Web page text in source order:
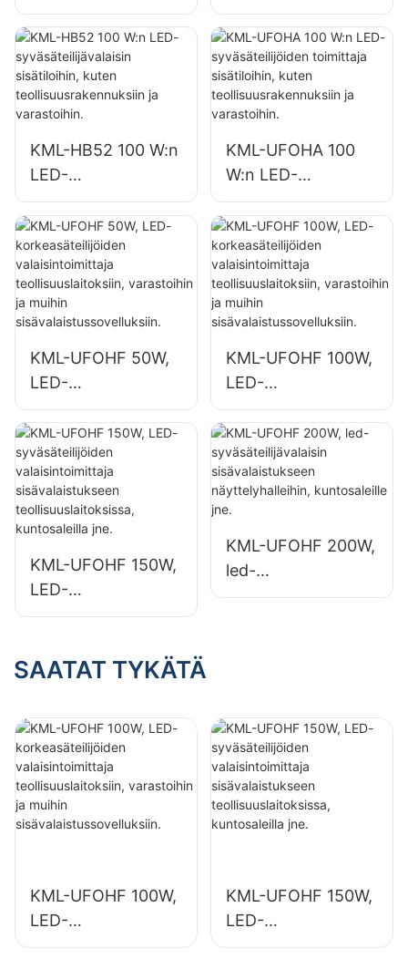
kaivosvalaisimien
toimittaja
sisätiloihin, kuten
kuntosaleihin ja
varastoihin.
syväsäteilijävalaisin
sisätiloihin, kuten
korjaamoihin ja
varastoihin.
KML-HB52 100 W:n
LED-
syväsäteilijävalaisin
sisätiloihin, kuten
teollisuusrakennuks
iin ja varastoihin.
KML-UFOHA 100
W:n LED-
syväsäteilijöiden
toimittaja
sisätiloihin, kuten
teollisuusrakennuks
iin ja varastoihin.
KML-UFOHF 50W,
LED-
korkeasäteilijöiden
valaisintoimittaja
teollisuuslaitoksiin,
varastoihin ja
muihin
sisävalaistussovellu
ksiin.
KML-UFOHF 100W,
LED-
korkeasäteilijöiden
valaisintoimittaja
teollisuuslaitoksiin,
varastoihin ja
muihin
ksiin.
KML-UFOHF 150W,
LED-
syväsäteilijöiden
sisävalaistukseen
, kuntosaleilla jne.
KML-UFOHF 200W,
led-
syväsäteilijävalaisin
SAATAT TYKÄTÄ
KML-UFOHF 100W,
LED-
korkeasäteilijöiden
KML-UFOHF 150W,
LED-
syväsäteilijöiden